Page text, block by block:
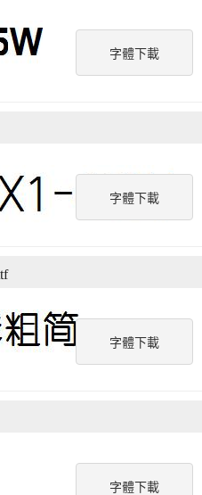
字體下載
字體下載
字體下載
字體下載